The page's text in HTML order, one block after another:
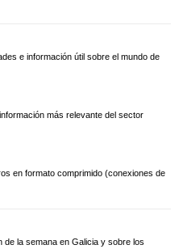
e información útil sobre el mundo de
más relevante del sector
en formato comprimido (conexiones de
de la semana en Galicia y sobre los